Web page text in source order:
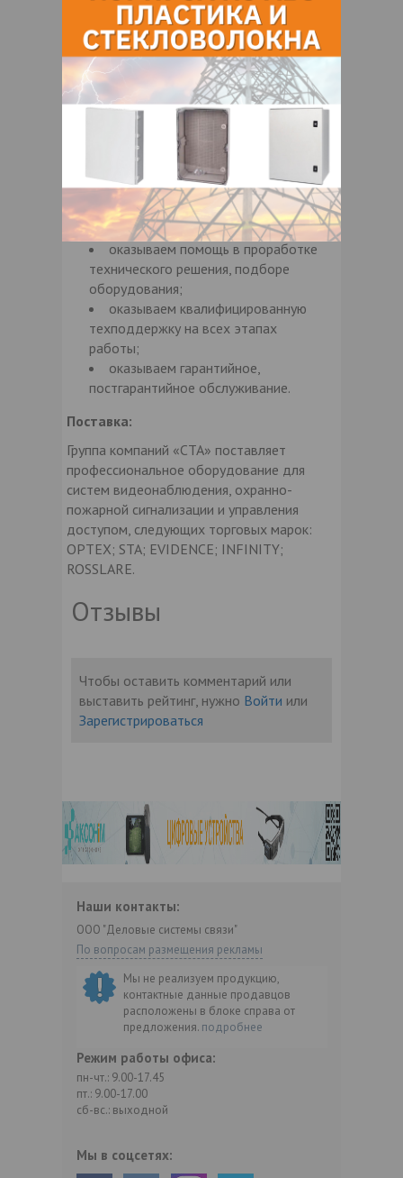
Производство:
Активные ИК-барьеры STA для защиты
объектов с повышенными требованиями к
безопасности. Барьеры представляют
собой систему охраны периметра,
основанную на использовании активных
ИК-извещателей OPTEX.
Услуги:
осуществляем семинары /
обучение по охранным системам;
оказываем помощь в проработке
технического решения, подборе
оборудования;
оказываем квалифицированную
техподдержку на всех этапах
работы;
оказываем гарантийное,
постгарантийное обслуживание.
Поставка:
Группа компаний «СТА» поставляет
профессиональное оборудование для
систем видеонаблюдения, охранно-
пожарной сигнализации и управления
доступом, следующих торговых марок:
OPTEX; STA; EVIDENCE; INFINITY;
ROSSLARE.
Отзывы
Чтобы оставить комментарий или
выставить рейтинг, нужно Войти или
Зарегистрироваться
Наши контакты:
ООО "Деловые системы связи"
По вопросам размещения рекламы
Мы не реализуем продукцию,
контактные данные продавцов
расположены в блоке справа от
предложения. подробнее
Режим работы офиса:
пн-чт.: 9.00-17.45
пт.: 9.00-17.00
сб-вс.: выходной
Мы в соцсетях: